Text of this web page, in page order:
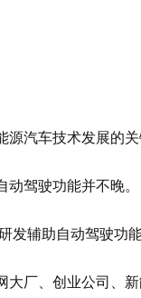
源汽车技术发展的关
驾驶功能并不晚。
发辅助自动驾驶功
大厂、创业公司、